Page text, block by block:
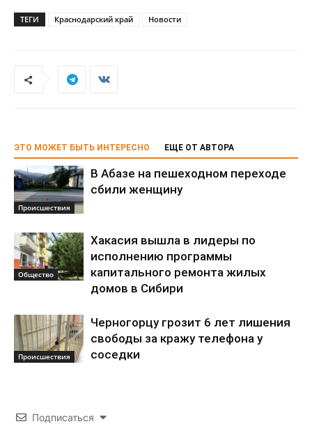
ТЕГИ Краснодарский край Новости
ЭТО МОЖЕТ БЫТЬ ИНТЕРЕСНО ЕЩЕ ОТ АВТОРА
Происшествия
В Абазе на пешеходном переходе
сбили женщину
Общество
Хакасия вышла в лидеры по
исполнению программы
капитального ремонта жилых
домов в Сибири
Происшествия
Черногорцу грозит 6 лет лишения
свободы за кражу телефона у
соседки
Подписаться